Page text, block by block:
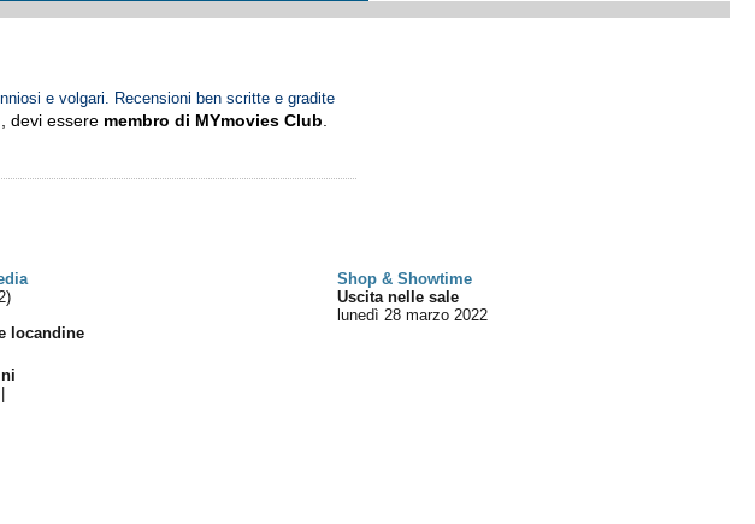
e volgari. Recensioni ben scritte e gradite
devi essere membro di MYmovies Club
Shop & Showtime
locandine
Uscita nelle sale
lunedì 28 marzo 2022